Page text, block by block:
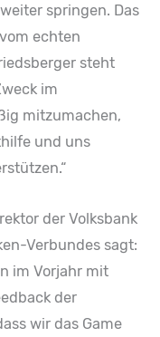
springen. Das
echten
steht
im
mitzumachen,
und uns
der Volksbank
Verbundes sagt:
im Vorjahr mit
der
wir das Game